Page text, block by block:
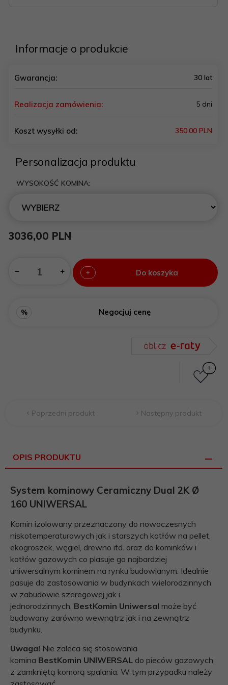
Informacje o produkcie
Gwarancja: 30 lat
Realizacja zamówienia: 5 dni
Koszt wysyłki od: 350.00 PLN
Personalizacja produktu
WYSOKOŚĆ KOMINA:
3036,00 PLN
+ Do koszyka
% Negocjuj cenę
Poprzedni produkt Następny produkt
OPIS PRODUKTU
System kominowy Ceramiczny Dual 2K Ø
160 UNIWERSAL
Komin izolowany przeznaczony do nowoczesnych
niskotemperaturowych jak i starszych kotłów na pellet,
ekogroszek, węgiel, drewno itd. oraz do kominków i
kotłów gazowych co plasuje go najbardziej
uniwersalnym kominem na rynku budowlanym. Idealnie
pasuje do zastosowania w budynkach wielorodzinnych
w zabudowie szeregowej jak i
jednorodzinnych. BestKomin Uniwersal może być
budowany zarówno wewnątrz jak i na zewnątrz
budynku.
Uwaga! Nie zaleca się stosowania
komina BestKomin UNIWERSAL do pieców gazowych
z zamkniętą komorą spalania. W tym przypadku należy